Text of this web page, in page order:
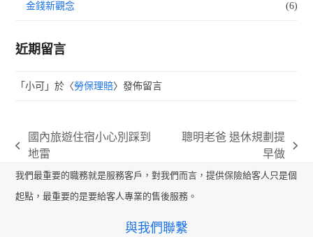
金錢新觀念 (6)
近期留言
「小可 」於〈勞保理賠〉發佈留言
previous
post:
國內旅遊住宿小心別踩到
地雷
post:
聰明老爸 退休規劃提
早做
我們最重要的職務就是服務客戶，對我們而言，提供保險給客人只是個
起點，最重要的是要給客人專業的售後服務。
與我們聯繫